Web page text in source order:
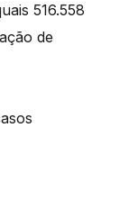
516.558
de